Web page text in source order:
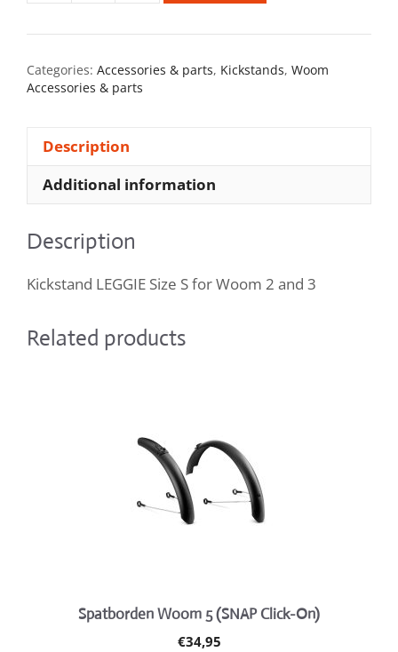
Woom
en
Categories: Accessories & parts, Kickstands, Woom
Accessories & parts
Description
Additional information
Description
Kickstand LEGGIE Size S for Woom 2 and 3
Related products
Spatborden Woom 5 (SNAP Click-On)
€34,95